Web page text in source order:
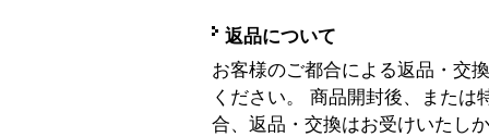
返品について
お客様のご都合による返品・交
ください。 商品開封後、または
合、返品・交換はお受けいたし